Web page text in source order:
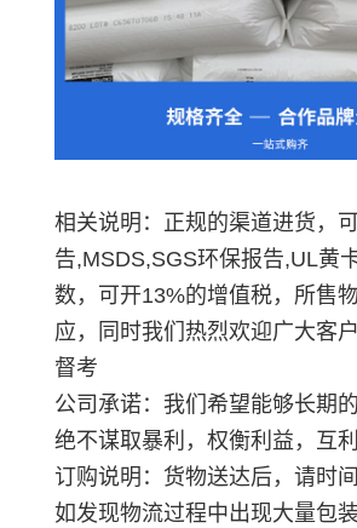
相关说明：正规的渠道进货，
告,MSDS,SGS环保报告,UL黄
数，可开13%的增值税，所售
应，同时我们热烈欢迎广大客
督考
公司承诺：我们希望能够长期
绝不谋取暴利，权衡利益，互利
订购说明：货物送达后，请时
如发现物流过程中出现大量包